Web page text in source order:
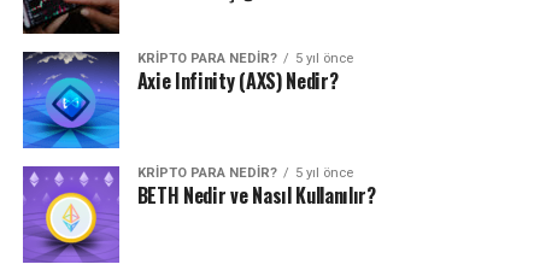
KRIPTO PARA NEDIR? 5 yıl önce
Axie Infinity (AXS) Nedir?
KRIPTO PARA NEDIR? 5 yıl önce
BETH Nedir ve Nasıl Kullanılır?